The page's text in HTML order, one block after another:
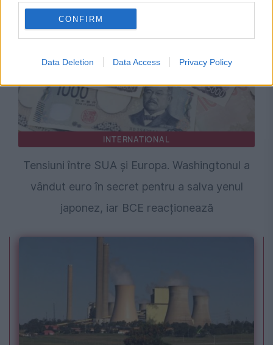
CONFIRM
Data Deletion Data Access Privacy Policy
INTERNATIONAL
Tensiuni între SUA și Europa. Washingtonul a
vândut euro în secret pentru a salva yenul
japonez, iar BCE reacționează